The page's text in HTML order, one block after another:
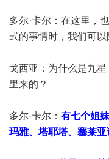
多尔·卡尔：在这里，
式的事情时，我们可以
戈西亚：为什么是九星
里来的？
多尔·卡尔： 有七个姐
玛雅、塔耶塔、塞莱